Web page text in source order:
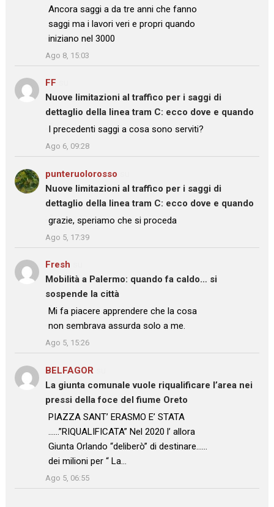
: “
Ancora saggi a da tre anni che fanno
saggi ma i lavori veri e propri quando
iniziano nel 3000
”
Ago 8, 15:03
FF
Nuove limitazioni al traffico per i saggi di
dettaglio della linea tram C: ecco dove e quando
: “ I precedenti saggi a cosa sono serviti?
Ago 6, 09:28
punteruolorosso
Nuove limitazioni al traffico per i saggi di
dettaglio della linea tram C: ecco dove e quando
: “
grazie, speriamo che si proceda
”
Ago 5, 17:39
Fresh
Mobilità a Palermo: quando fa caldo… si
sospende la città
: “Mi fa piacere apprendere che la cosa
non sembrava assurda solo a me.
”
Ago 5, 15:26
BELFAGOR
La giunta comunale vuole riqualificare l’area nei
pressi della foce del fiume Oreto
: “
PIAZZA SANT’ ERASMO E’ STATA
……”RIQUALIFICATA” Nel 2020 l’ allora
Giunta Orlando “deliberò” di destinare……
dei milioni per “ La…
”
Ago 5, 06:55